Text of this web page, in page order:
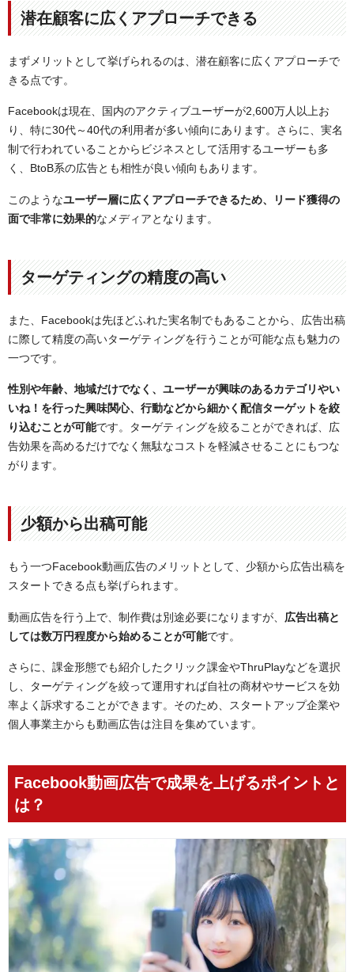
潜在顧客に広くアプローチできる
まずメリットとして挙げられるのは、潜在顧客に広くアプローチで
きる点です。
Facebookは現在、国内のアクティブユーザーが2,600万人以上お
り、特に30代～40代の利用者が多い傾向にあります。さらに、実名
制で行われていることからビジネスとして活用するユーザーも多
く、BtoB系の広告とも相性が良い傾向もあります。
このようなユーザー層に広くアプローチできるため、リード獲得の
面で非常に効果的なメディアとなります。
ターゲティングの精度の高い
また、Facebookは先ほどふれた実名制でもあることから、広告出稿
に際して精度の高いターゲティングを行うことが可能な点も魅力の
一つです。
性別や年齢、地域だけでなく、ユーザーが興味のあるカテゴリやい
いね！を行った興味関心、行動などから細かく配信ターゲットを絞
り込むことが可能です。ターゲティングを絞ることができれば、広
告効果を高めるだけでなく無駄なコストを軽減させることにもつな
がります。
少額から出稿可能
もう一つFacebook動画広告のメリットとして、少額から広告出稿を
スタートできる点も挙げられます。
動画広告を行う上で、制作費は別途必要になりますが、 広告出稿と
しては数万円程度から始めることが可能です。
さらに、課金形態でも紹介したクリック課金やThruPlayなどを選択
し、ターゲティングを絞って運用すれば自社の商材やサービスを効
率よく訴求することができます。そのため、スタートアップ企業や
個人事業主からも動画広告は注目を集めています。
Facebook動画広告で成果を上げるポイントと
は？